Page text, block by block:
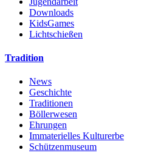
Downloads
KidsGames
Lichtschießen
Tradition
News
Geschichte
Traditionen
Böllerwesen
Ehrungen
Immaterielles Kulturerbe
Schützenmuseum